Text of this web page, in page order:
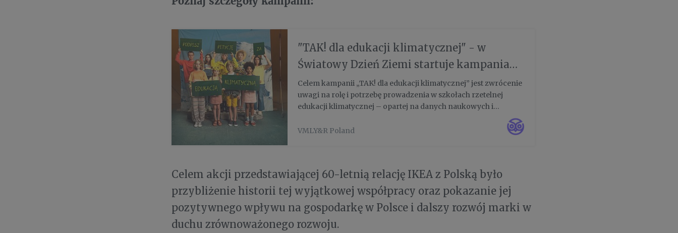
"TAK! dla edukacji klimatycznej" - w
Światowy Dzień Ziemi startuje kampania
społeczna na rzecz edukacji klimatycznej
Celem kampanii „TAK! dla edukacji klimatycznej” jest zwrócenie
uwagi na rolę i potrzebę prowadzenia w szkołach rzetelnej
edukacji klimatycznej – opartej na danych naukowych i
stronie www.edukacjaklimatyczna.com poj...
VMLY&R Poland
Celem akcji przedstawiającej 60-letnią relację IKEA z Polską było
przybliżenie historii tej wyjątkowej współpracy oraz pokazanie jej
pozytywnego wpływu na gospodarkę w Polsce i dalszy rozwój marki w
duchu zrównoważonego rozwoju.